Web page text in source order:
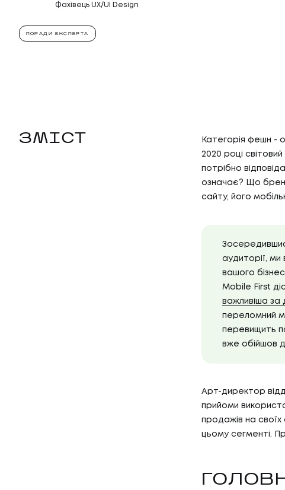
Фахівець UX/UI Design
ПОРАДИ ЕКСПЕРТА
ЗМІСТ
Категорія фешн -
2020 році
потрібно
означає? Що
сайту, його
аудиторії, ми
вашого
Mobile First
важливіша за
переломний
перевищить
вже обійшов
Арт-директор
прийоми
продажів на своїх
цьому сегменті.